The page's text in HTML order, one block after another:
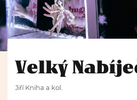
Velký
Jiří Kniha a kol.